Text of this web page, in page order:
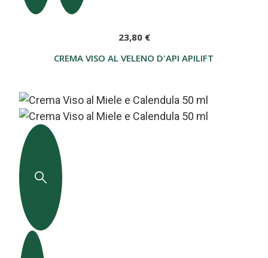
CREMA VISO AL VELENO D'API APILIFTING 50 ML
23,80 €